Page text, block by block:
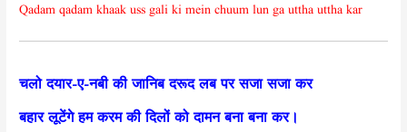
Qadam qadam khaak uss gali ki mein chuum lun ga uttha uttha kar
चलो दयार-ए-नबी की जानिब दरूद लब पर सजा सजा कर
बहार लूटेंगे हम करम की दिलों को दामन बना बना कर।